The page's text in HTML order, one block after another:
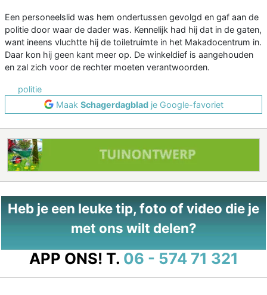
Een personeelslid was hem ondertussen gevolgd en gaf aan de
politie door waar de dader was. Kennelijk had hij dat in de gaten,
want ineens vluchtte hij de toiletruimte in het Makadocentrum in.
Daar kon hij geen kant meer op. De winkeldief is aangehouden
en zal zich voor de rechter moeten verantwoorden.
politie
Maak Schagerdagbladje Google-favoriet
Heb je een leuke tip, foto of video die je
met ons wilt delen?
APP ONS! T. 06 - 574 71 321